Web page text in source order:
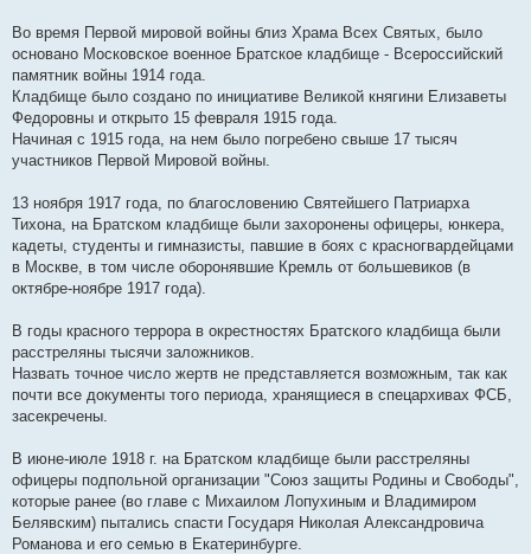
Во время Первой мировой войны близ Храма Всех Святых, было
основано Московское военное Братское кладбище - Всероссийский
памятник войны 1914 года.
Кладбище было создано по инициативе Великой княгини Елизаветы
Федоровны и открыто 15 февраля 1915 года.
Начиная с 1915 года, на нем было погребено свыше 17 тысяч
участников Первой Мировой войны.
13 ноября 1917 года, по благословению Святейшего Патриарха
Тихона, на Братском кладбище были захоронены офицеры, юнкера,
кадеты, студенты и гимназисты, павшие в боях с красногвардейцами
в Москве, в том числе оборонявшие Кремль от большевиков (в
октябре-ноябре 1917 года).
В годы красного террора в окрестностях Братского кладбища были
расстреляны тысячи заложников.
Назвать точное число жертв не представляется возможным, так как
почти все документы того периода, хранящиеся в спецархивах ФСБ,
засекречены.
В июне-июле 1918 г. на Братском кладбище были расстреляны
офицеры подпольной организации "Союз защиты Родины и Свободы",
которые ранее (во главе с Михаилом Лопухиным и Владимиром
Белявским) пытались спасти Государя Николая Александровича
Романова и его семью в Екатеринбурге.